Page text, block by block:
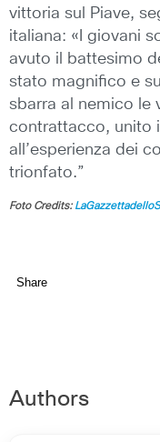
vittoria sul Piave,
italiana: «I giovani
avuto il battesimo
stato magnifico e
sbarra al nemico le
contrattacco, unito
all’esperienza dei
trionfato.”
Foto Credits:
Share
Authors